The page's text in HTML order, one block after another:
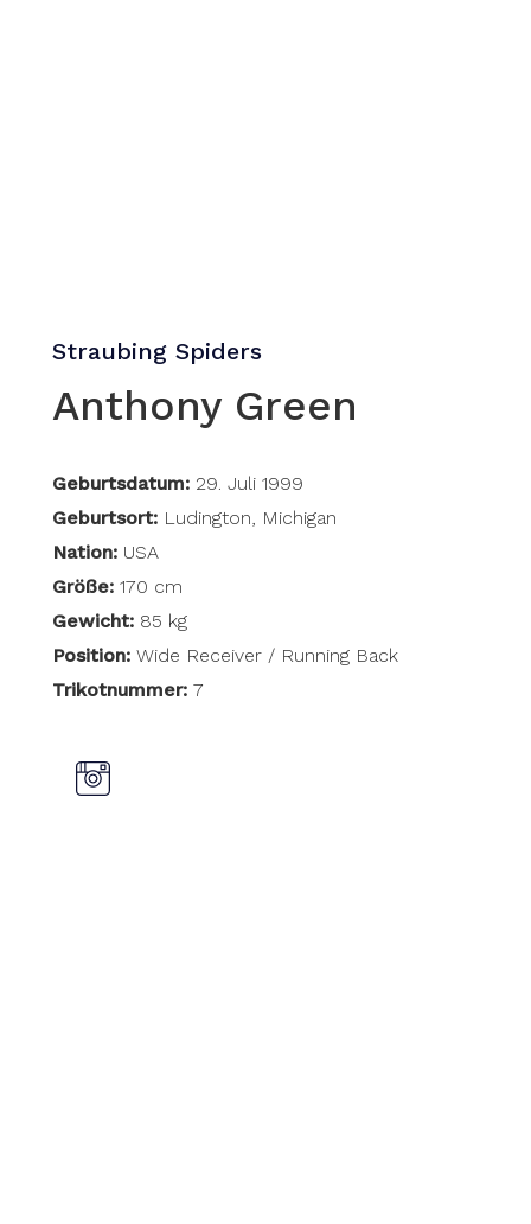
Straubing Spiders
Anthony Green
Geburtsdatum: 29. Juli 1999
Geburtsort: Ludington, Michigan
Nation:USA
Größe:170 cm
Gewicht:85 kg
Position:Wide Receiver / Running Back
Trikotnummer: 7